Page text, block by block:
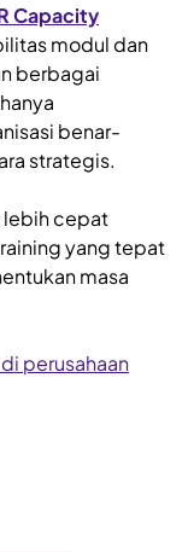
Capacity
modul dan
berbagai
benar-
strategis.
lebih cepat
yang tepat
masa
perusahaan